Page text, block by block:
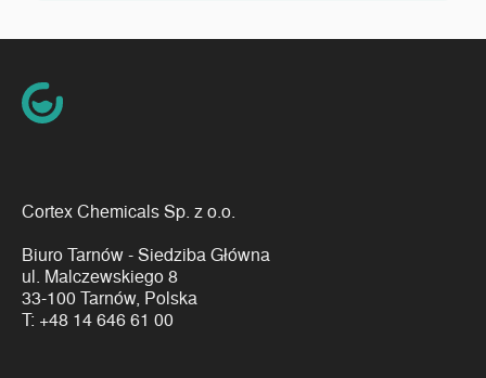
Cortex Chemicals Sp. z o.o.
Biuro Tarnów - Siedziba Główna
ul. Malczewskiego 8
33-100 Tarnów, Polska
T: +48 14 646 61 00